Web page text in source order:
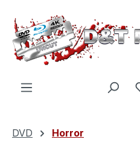
Zum Hauptinhalt springen
DVD Horror